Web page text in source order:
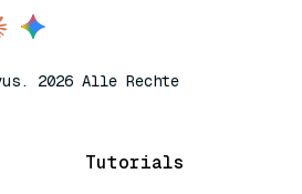
2026 Alle Rechte
Tutorials